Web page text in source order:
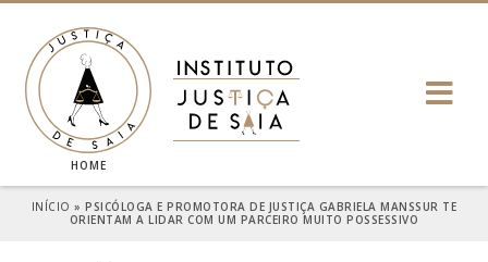
HOME
INÍCIO »PSICÓLOGA E PROMOTORA DE JUSTIÇA GABRIELA MANSSUR TE
ORIENTAM A LIDAR COM UM PARCEIRO MUITO POSSESSIVO